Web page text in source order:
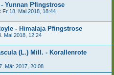
Yunnan Pfingstrose
Fr 18. Mai 2018, 18:44
- Himalaja Pfingstrose
Mai 2018, 12:24
(L.) Mill. - Korallenrote
Mär 2017, 20:08